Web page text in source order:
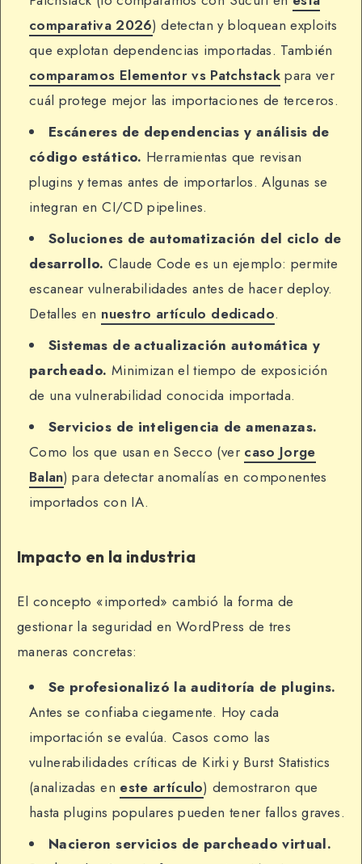
comparativa 2026) detectan y bloquean exploits
que explotan dependencias importadas. También
comparamos Elementor vs Patchstackpara ver
cuál protege mejor las importaciones de terceros.
Escáneres de dependencias y análisis de
código estático. Herramientas que revisan
plugins y temas antes de importarlos. Algunas se
integran en CI/CD pipelines.
Soluciones de automatización del ciclo de
desarrollo. Claude Code es un ejemplo: permite
escanear vulnerabilidades antes de hacer deploy.
Detalles en nuestro artículo dedicado.
Sistemas de actualización automática y
parcheado. Minimizan el tiempo de exposición
de una vulnerabilidad conocida importada.
Servicios de inteligencia de amenazas.
Como los que usan en Secco (ver caso Jorge
Balan) para detectar anomalías en componentes
importados con IA.
Impacto en la industria
El concepto «imported» cambió la forma de
gestionar la seguridad en WordPress de tres
maneras concretas:
Se profesionalizó la auditoría de plugins.
Antes se confiaba ciegamente. Hoy cada
importación se evalúa. Casos como las
vulnerabilidades críticas de Kirki y Burst Statistics
(analizadas en este artículo) demostraron que
hasta plugins populares pueden tener fallos graves.
Nacieron servicios de parcheado virtual.